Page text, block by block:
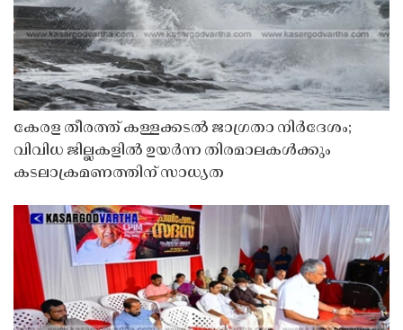
കേരള തീരത്ത് കള്ളക്കടൽ ജാഗ്രതാ നിർദേശം;
വിവിധ ജില്ലകളിൽ ഉയർന്ന തിരമാലകൾക്കും
കടലാക്രമണത്തിന് സാധ്യത